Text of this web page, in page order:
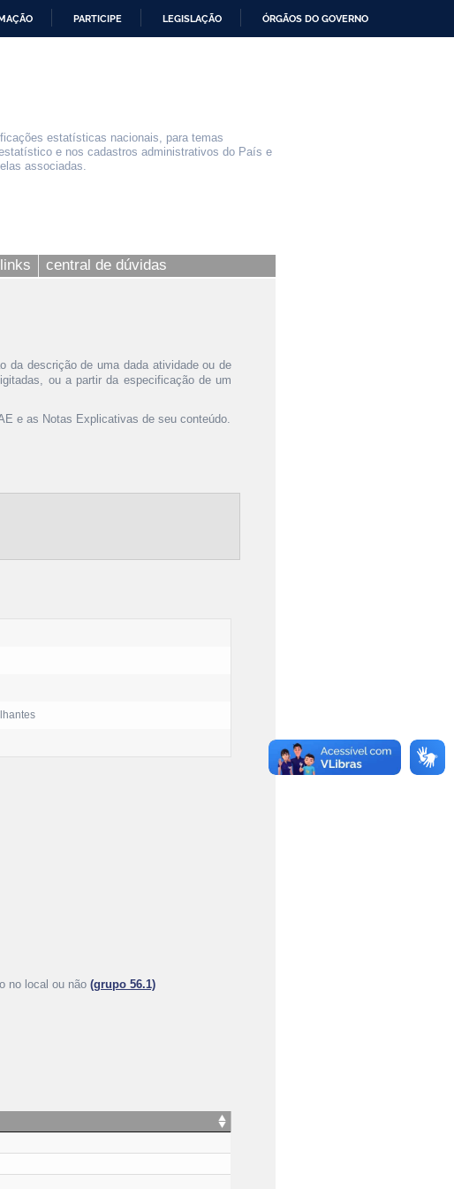
PARTICIPE LEGISLAÇÃO ÓRGÃOS DO GOVERNO
estatísticas nacionais, para temas
e nos cadastros administrativos do País e
associadas.
links central de dúvidas
da descrição de uma dada atividade ou de
ou a partir da especificação de um
e as Notas Explicativas de seu conteúdo.
no local ou não (grupo 56.1)